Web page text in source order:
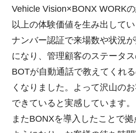
Vehicle Vision×BONX WORK
以上の体験価値を生み出してい
ナンバー認証で来場数や状況
になり、管理顧客のステータ
BOTが自動通話で教えてくれ
くなりました。よって沢山の
できていると実感しています。
またBONXを導入したことで